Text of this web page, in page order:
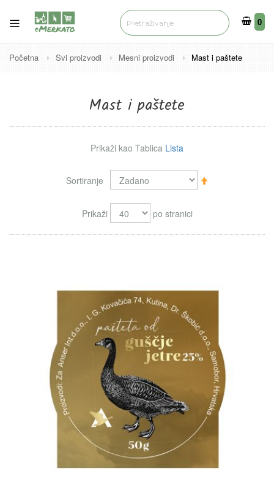
00
Početna Svi proizvodi Mesni proizvodi Mast i paštete
Mast i paštete
Prikaži kao Tablica Lista
Sortiranje
Sortiraj
Prikaži
po stranici